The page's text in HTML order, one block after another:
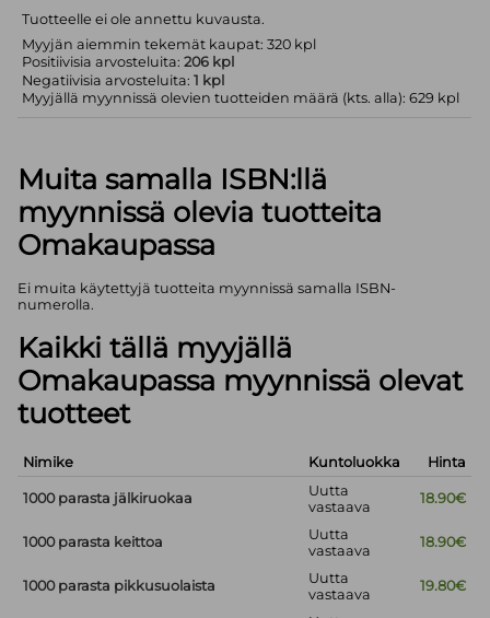
Tuotteelle ei ole annettu kuvausta.
Myyjän aiemmin tekemät kaupat: 320 kpl
Positiivisia arvosteluita:206 kpl
Negatiivisia arvosteluita:1 kpl
Myyjällä myynnissä olevien tuotteiden määrä (kts. alla): 629 kpl
Muita samalla ISBN:llä
myynnissä olevia tuotteita
Omakaupassa
Ei muita käytettyjä tuotteita myynnissä samalla ISBN-
numerolla.
Kaikki tällä myyjällä
Omakaupassa myynnissä olevat
tuotteet
Nimike Kuntoluokka Hinta
1000 parasta jälkiruokaa
Uutta
vastaava
18.90€
1000 parasta keittoa
Uutta
vastaava
18.90€
1000 parasta pikkusuolaista
Uutta
vastaava
19.80€